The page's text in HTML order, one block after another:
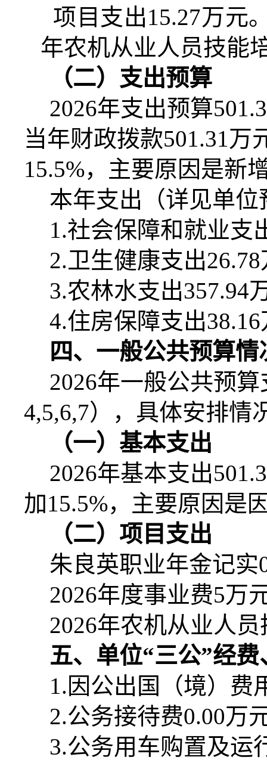
项目支出15.27万元
年农机从业人员技能
（二）支出预算
2026年支出预算
当年财政拨款501.31万
15.5%，主要原因是新
本年支出（详见单位
1.社会保障和就业支
2.卫生健康支出26.78
3.农林水支出357.94
4.住房保障支出38.16
四、一般公共预算情
2026年一般公共预算
4,5,6,7），具体安排情
（一）基本支出
2026年基本支出
加15.5%，主要原因是
（二）项目支出
朱良英职业年金记实
2026年度事业费5万
2026年农机从业人
五、单位“三公”经
1.因公出国（境）费
2.公务接待费0.00万
3.公务用车购置及运